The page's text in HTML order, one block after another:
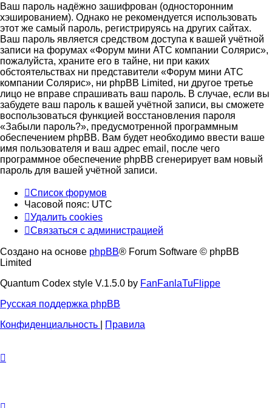
Ваш пароль надёжно зашифрован (односторонним
хэшированием). Однако не рекомендуется использовать
этот же самый пароль, регистрируясь на других сайтах.
Ваш пароль является средством доступа к вашей учётной
записи на форумах «Форум мини АТС компании Солярис»,
пожалуйста, храните его в тайне, ни при каких
обстоятельствах ни представители «Форум мини АТС
компании Солярис», ни phpBB Limited, ни другое третье
лицо не вправе спрашивать ваш пароль. В случае, если вы
забудете ваш пароль к вашей учётной записи, вы сможете
воспользоваться функцией восстановления пароля
«Забыли пароль?», предусмотренной программным
обеспечением phpBB. Вам будет необходимо ввести ваше
имя пользователя и ваш адрес email, после чего
программное обеспечение phpBB сгенерирует вам новый
пароль для вашей учётной записи.
Список форумов
Часовой пояс: UTC
Удалить cookies
Связаться с администрацией
Создано на основе phpBB® Forum Software © phpBB
Limited
Quantum Codex style V.1.5.0 by FanFanlaTuFlippe
Русская поддержка phpBB
Конфиденциальность
Правила